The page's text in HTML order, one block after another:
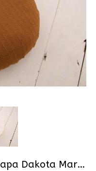
Donuts Posicionador + Capa Dakota Marrom (Sob encomenda)